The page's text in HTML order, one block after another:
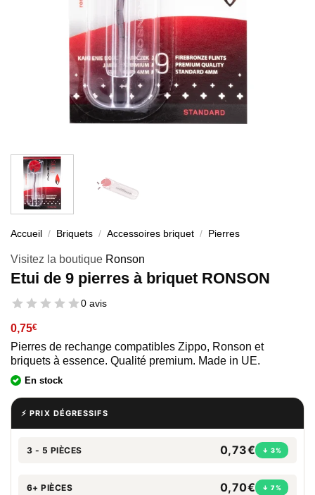
Accueil / Briquets / Accessoires briquet / Pierres
Visitez la boutique Ronson
Etui de 9 pierres à briquet RONSON
0 avis
0,75€
Pierres de rechange compatibles Zippo, Ronson et
briquets à essence. Qualité premium. Made in UE.
En stock
⚡ PRIX DÉGRESSIFS
3 - 5 PIÈCES 0,73€ ↓ 3%
6+ PIÈCES 0,70€ ↓ 7%